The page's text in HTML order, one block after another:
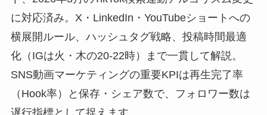
に対応済み。X・LinkedIn・YouTubeショートへの
横展開ルール、ハッシュタグ戦略、投稿時間最適
化（IGは火・木の20-22時）まで一貫して解説。
SNS動画マーケティングの重要KPIは再生完了率
（Hook率）と保存・シェア数で、フォロワー数は
遅行指標として捉えます。